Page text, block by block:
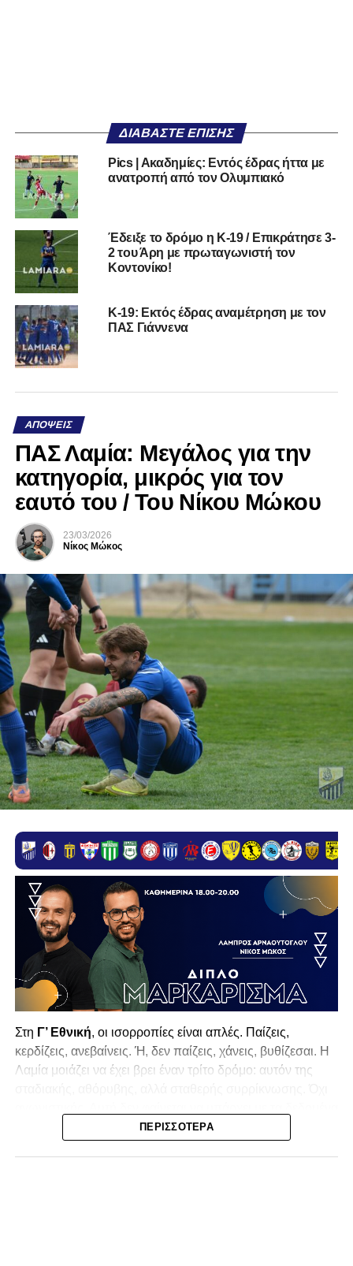
ΔΙΑΒΆΣΤΕ ΕΠΊΣΗΣ
Pics | Aκαδημίες: Εντός έδρας ήττα με
ανατροπή από τον Ολυμπιακό
Έδειξε το δρόμο η Κ-19 / Επικράτησε 3-
2 του Άρη με πρωταγωνιστή τον
Κοντονίκο!
Κ-19: Εκτός έδρας αναμέτρηση με τον
ΠΑΣ Γιάννενα
ΑΠΌΨΕΙΣ
ΠΑΣ Λαμία: Μεγάλος για την
κατηγορία, μικρός για τον
εαυτό του / Του Νίκου Μώκου
23/03/2026
Νίκος Μώκος
Στη Γ’ Εθνική, οι ισορροπίες είναι απλές. Παίζεις,
κερδίζεις, ανεβαίνεις. Ή, δεν παίζεις, χάνεις, βυθίζεσαι. Η
Λαμία μοιάζει να έχει βρει έναν τρίτο δρόμο: αυτόν της
της κατηγορίας. Της συρρίκνωσης της ίδιας της
ΠΕΡΙΣΣΌΤΕΡΑ